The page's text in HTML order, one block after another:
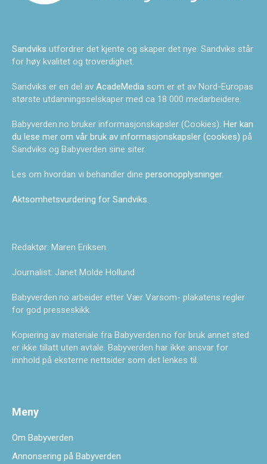
Sandviks utfordrer det kjente og skaper det nye. Sandviks står
for høy kvalitet og troverdighet.
Sandviks er en del av AcadeMedia som er et av Nord-Europas
største utdanningsselskaper med ca 18 000 medarbeidere.
Babyverden.no bruker informasjonskapsler (Cookies). Her kan
du lese mer om vår bruk av informasjonskapsler (cookies) på
Sandviks og Babyverden sine siter.
Les om hvordan vi behandler dine personopplysninger.
Aktsomhetsvurdering for Sandviks.
Redaktør: Maren Eriksen
Journalist: Janet Molde Hollund
Babyverden.no arbeider etter Vær Varsom- plakatens regler
for god presseskikk.
Kopiering av materiale fra Babyverden.no for bruk annet sted
er ikke tillatt uten avtale. Babyverden har ikke ansvar for
innhold på eksterne nettsider som det lenkes til.
Meny
Om Babyverden
Annonsering på Babyverden